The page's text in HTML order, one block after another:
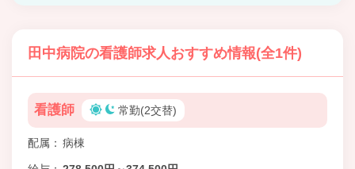
田中病院の看護師求人おすすめ情報(全1件)
看護師 常勤(2交替)
配属 病棟